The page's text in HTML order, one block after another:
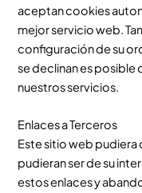
aceptan cookies
mejor servicio web.
configuración de su
se declinan es posible
nuestros servicios.
Enlaces a Terceros
Este sitio web pudiera
pudieran ser de su
estos enlaces y